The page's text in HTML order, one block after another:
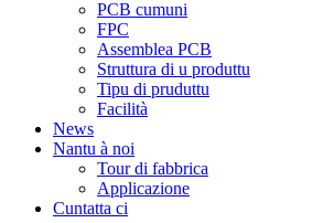
PCB cumuni
FPC
Assemblea PCB
Struttura di u produttu
Tipu di pruduttu
Facilità
News
Nantu à noi
Tour di fabbrica
Applicazione
Cuntatta ci